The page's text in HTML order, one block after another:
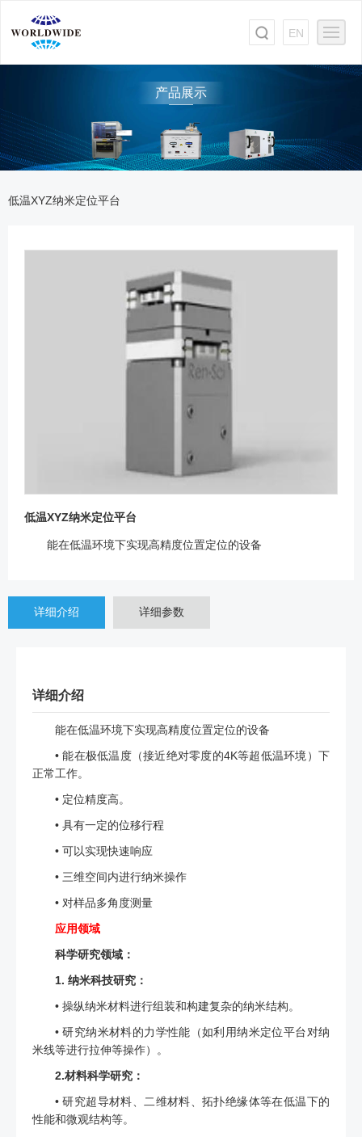
EN
产品展示
低温XYZ纳米定位平台
低温XYZ纳米定位平台
能在低温环境下实现高精度位置定位的设备
详细介绍 详细参数
详细介绍
能在低温环境下实现高精度位置定位的设备
• 能在极低温度（接近绝对零度的4K等超低温环境）下
正常工作。
• 定位精度高。
• 具有一定的位移行程
• 可以实现快速响应
• 三维空间内进行纳米操作
• 对样品多角度测量
应用领域
科学研究领域：
1. 纳米科技研究：
• 操纵纳米材料进行组装和构建复杂的纳米结构。
• 研究纳米材料的力学性能（如利用纳米定位平台对纳
米线等进行拉伸等操作）。
2.材料科学研究：
• 研究超导材料、二维材料、拓扑绝缘体等在低温下的
性能和微观结构等。